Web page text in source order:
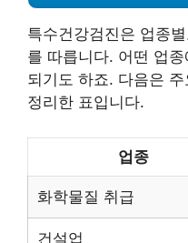
특수건강검진은 업종
를 따릅니다. 어떤 업
되기도 하죠. 다음은
정리한 표입니다.
업종
화학물질 취급
건설업